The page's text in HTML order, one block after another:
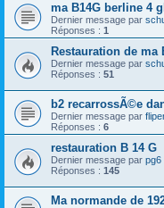
ma B14G berline 4
Dernier message par
Réponses : 1
Restauration de ma
Dernier message par
Réponses : 51
b2 recarrossÃ©e
Dernier message par
Réponses : 6
restauration B 14 G
Dernier message par pg6
Réponses : 145
Ma normande de